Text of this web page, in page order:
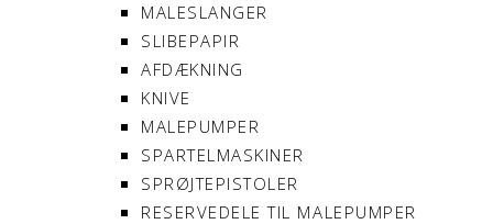
MALESLANGER
SLIBEPAPIR
AFDÆKNING
KNIVE
MALEPUMPER
SPARTELMASKINER
SPRØJTEPISTOLER
RESERVEDELE TIL MALEPUMPER